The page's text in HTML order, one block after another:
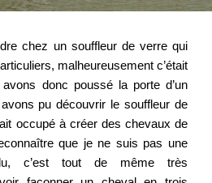
chez un souffleur de verre qui
malheureusement c’était
donc poussé la porte d’un
pu découvrir le souffleur de
occupé à créer des chevaux de
que je ne suis pas une
c’est tout de même très